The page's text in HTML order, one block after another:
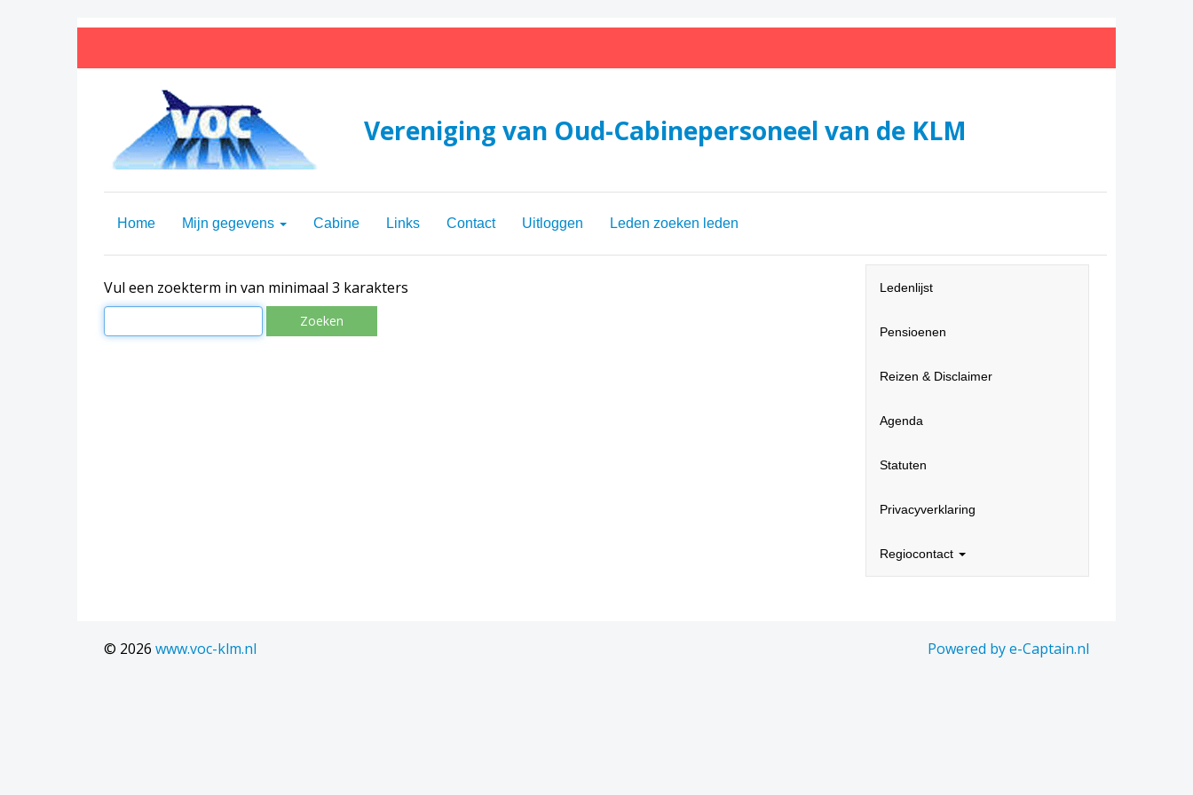
Vereniging van Oud-Cabinepersoneel van de KLM
Home Mijn gegevens Cabine Links Contact Uitloggen Leden zoeken leden
Vul een zoekterm in van minimaal 3 karakters
Zoeken
Ledenlijst
Pensioenen
Reizen & Disclaimer
Agenda
Statuten
Privacyverklaring
Regiocontact
© 2026 www.voc-klm.nl Powered by e-Captain.nl